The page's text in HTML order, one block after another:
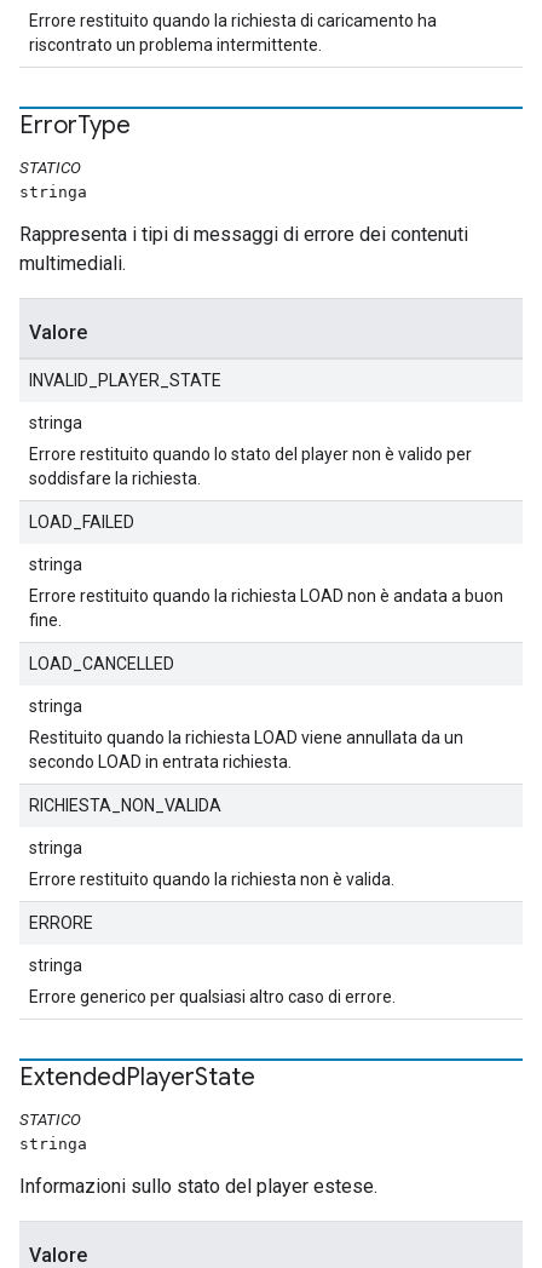
Errore restituito quando la richiesta di caricamento ha
riscontrato un problema intermittente.
ErrorType
STATICO
stringa
Rappresenta i tipi di messaggi di errore dei contenuti
multimediali.
Valore
INVALID_PLAYER_STATE
stringa
Errore restituito quando lo stato del player non è valido per
soddisfare la richiesta.
LOAD_FAILED
stringa
Errore restituito quando la richiesta LOAD non è andata a buon
fine.
LOAD_CANCELLED
stringa
Restituito quando la richiesta LOAD viene annullata da un
secondo LOAD in entrata richiesta.
RICHIESTA_NON_VALIDA
stringa
Errore restituito quando la richiesta non è valida.
ERRORE
stringa
Errore generico per qualsiasi altro caso di errore.
ExtendedPlayerState
STATICO
stringa
Informazioni sullo stato del player estese.
Valore